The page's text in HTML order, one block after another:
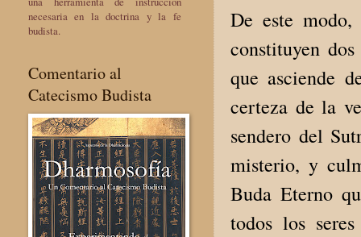
De este
constituyen
que asciende
certeza de la
sendero del
misterio, y
Buda Eterno
todos los
necesaria en la doctrina y la fe
budista.
Comentario al
Catecismo Budista